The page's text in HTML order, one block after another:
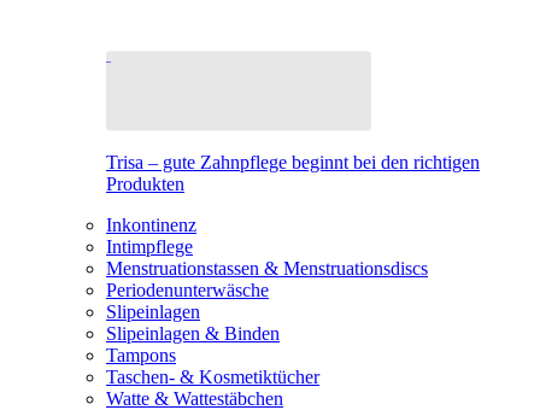
Trisa – gute Zahnpflege beginnt bei den richtigen
Produkten
Inkontinenz
Intimpflege
Menstruationstassen & Menstruationsdiscs
Periodenunterwäsche
Slipeinlagen
Slipeinlagen & Binden
Tampons
Taschen- & Kosmetiktücher
Watte & Wattestäbchen